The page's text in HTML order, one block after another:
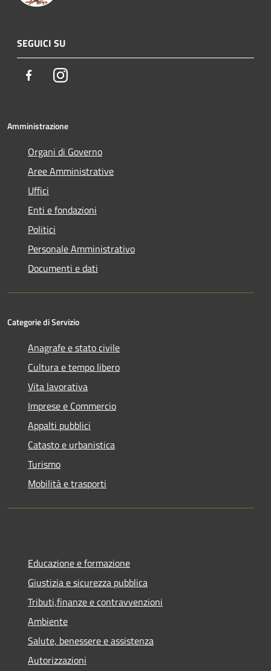
SEGUICI SU
FacebookInstagram
Amministrazione
Organi di Governo
Aree Amministrative
Uffici
Enti e fondazioni
Politici
Personale Amministrativo
Documenti e dati
Categorie di Servizio
Anagrafe e stato civile
Cultura e tempo libero
Vita lavorativa
Imprese e Commercio
Appalti pubblici
Catasto e urbanistica
Turismo
Mobilità e trasporti
Educazione e formazione
Giustizia e sicurezza pubblica
Tributi,finanze e contravvenzioni
Ambiente
Salute, benessere e assistenza
Autorizzazioni